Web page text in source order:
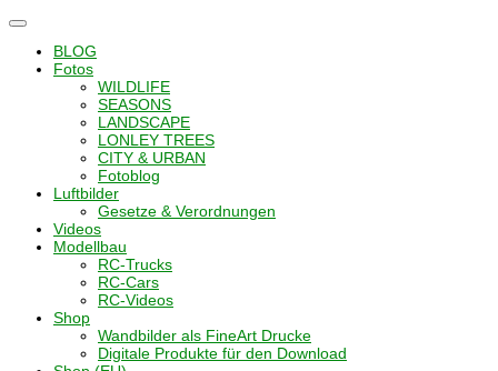
Navigation
umschalten
BLOG
Fotos
WILDLIFE
SEASONS
LANDSCAPE
LONLEY TREES
CITY & URBAN
Fotoblog
Luftbilder
Gesetze & Verordnungen
Videos
Modellbau
RC-Trucks
RC-Cars
RC-Videos
Shop
Wandbilder als FineArt Drucke
Digitale Produkte für den Download